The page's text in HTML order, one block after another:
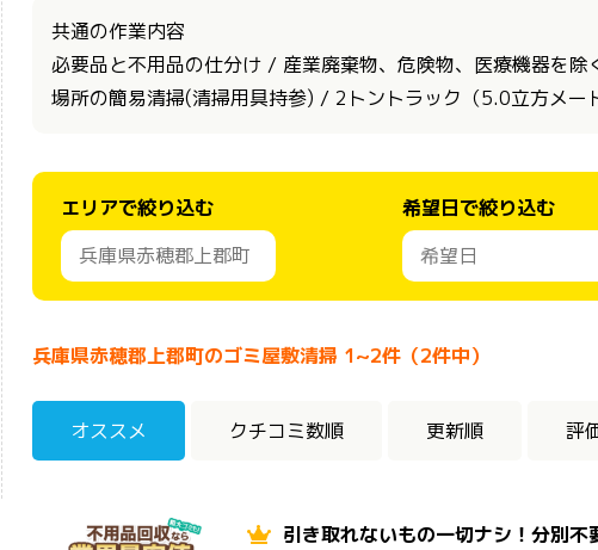
共通の作業内容
必要品と不用品の仕分け / 産業廃棄物、危険物、医療機器を
場所の簡易清掃(清掃用具持参) / 2トントラック（5.0立方メー
エリアで絞り込む
希望日で絞り込む
兵庫県赤穂郡上郡町のゴミ屋敷清掃 1~2件（2件中）
オススメ クチコミ数順 更新順 評
引き取れないもの一切ナシ！分別不